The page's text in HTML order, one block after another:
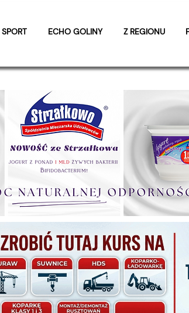
SPORT ECHO GOLINY Z REGIONU